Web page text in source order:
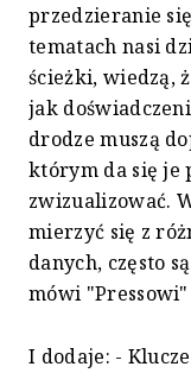
przedzieranie
tematach nasi
ścieżki, wiedzą,
jak
drodze muszą
którym da się je
zwizualizować.
mierzyć się z
danych, często
mówi
I dodaje: -